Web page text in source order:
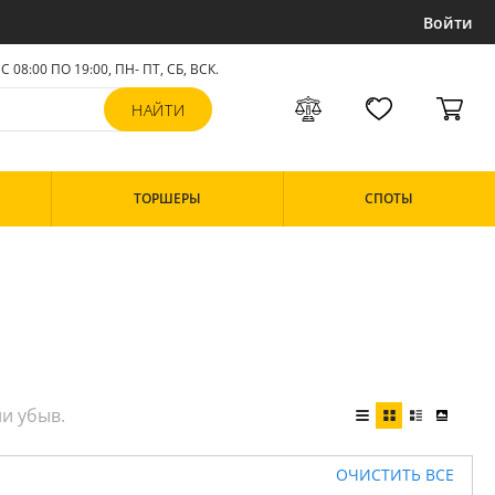
Войти
С 08:00 ПО 19:00, ПН- ПТ,СБ, ВСК.
ТОРШЕРЫ СПОТЫ
ОЧИСТИТЬ ВСЕ